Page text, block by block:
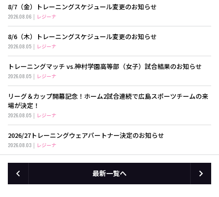
8/7（金）トレーニングスケジュール変更のお知らせ
2026.08.06 レジーナ
8/6（木）トレーニングスケジュール変更のお知らせ
2026.08.05 レジーナ
トレーニングマッチ vs.神村学園高等部（女子）試合結果のお知らせ
2026.08.05 レジーナ
リーグ＆カップ開幕記念！ホーム2試合連続で広島スポーツチームの来
場が決定！
2026.08.05 レジーナ
2026/27トレーニングウェアパートナー決定のお知らせ
2026.08.03 レジーナ
最新一覧へ